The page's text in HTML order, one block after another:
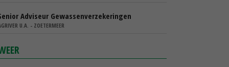
Adviseur Gewassenverzekeringen
U.A. - ZOETERMEER